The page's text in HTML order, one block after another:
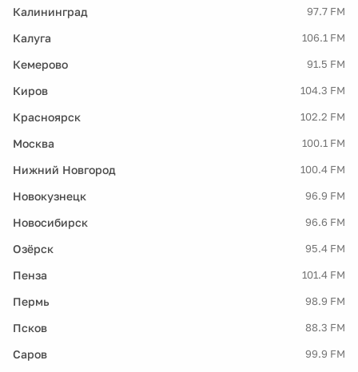
Калининград 97.7 FM
Калуга 106.1 FM
Кемерово 91.5 FM
Киров 104.3 FM
Красноярск 102.2 FM
Москва 100.1 FM
Нижний Новгород 100.4 FM
Новокузнецк 96.9 FM
Новосибирск 96.6 FM
Озёрск 95.4 FM
Пенза 101.4 FM
Пермь 98.9 FM
Псков 88.3 FM
Саров 99.9 FM